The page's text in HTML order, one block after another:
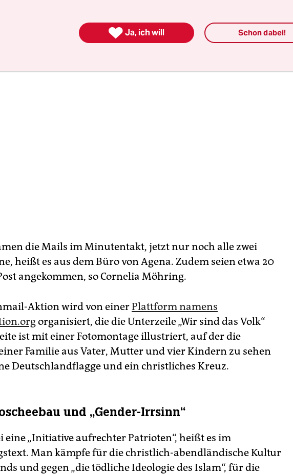
abschaffen wollen“, sagte Möhring.
die Mails im Minutentakt, jetzt nur noch alle zwei
heißt es aus dem Büro von Agena. Zudem seien etwa 20
angekommen, so Cornelia Möhring.
Aktion wird von einerPlattform namens
organisiert, die die Unterzeile „Wir sind das Volk“
ist mit einer Fotomontage illustriert, auf der die
Familie aus Vater, Mutter und vier Kindern zu sehen
Deutschlandflagge und ein christliches Kreuz.
und „Gender-Irrsinn“
eine „Initiative aufrechter Patrioten“, heißt es im
Man kämpfe für die christlich-abendländische Kultur
und gegen „die tödliche Ideologie des Islam“, für die
 Ja, ich will Schon dabei!